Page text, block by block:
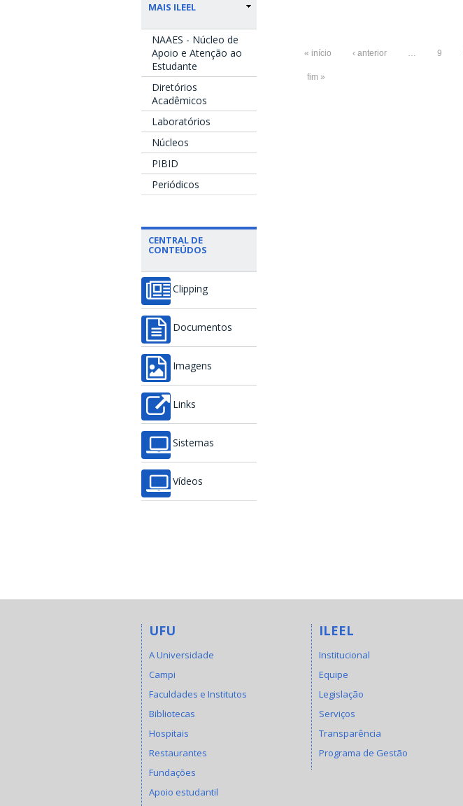
MAIS ILEEL
NAAES - Núcleo de
Apoio e Atenção ao
Estudante
Diretórios
Acadêmicos
Laboratórios
Núcleos
PIBID
Periódicos
CENTRAL DE
CONTEÚDOS
Clipping
Documentos
Imagens
Links
Sistemas
Vídeos
« início ‹ anterior 9
fim »
UFU
A Universidade
Campi
Faculdades e Institutos
Bibliotecas
Hospitais
Restaurantes
Fundações
Apoio estudantil
ILEEL
Institucional
Equipe
Legislação
Serviços
Transparência
Programa de Gestão